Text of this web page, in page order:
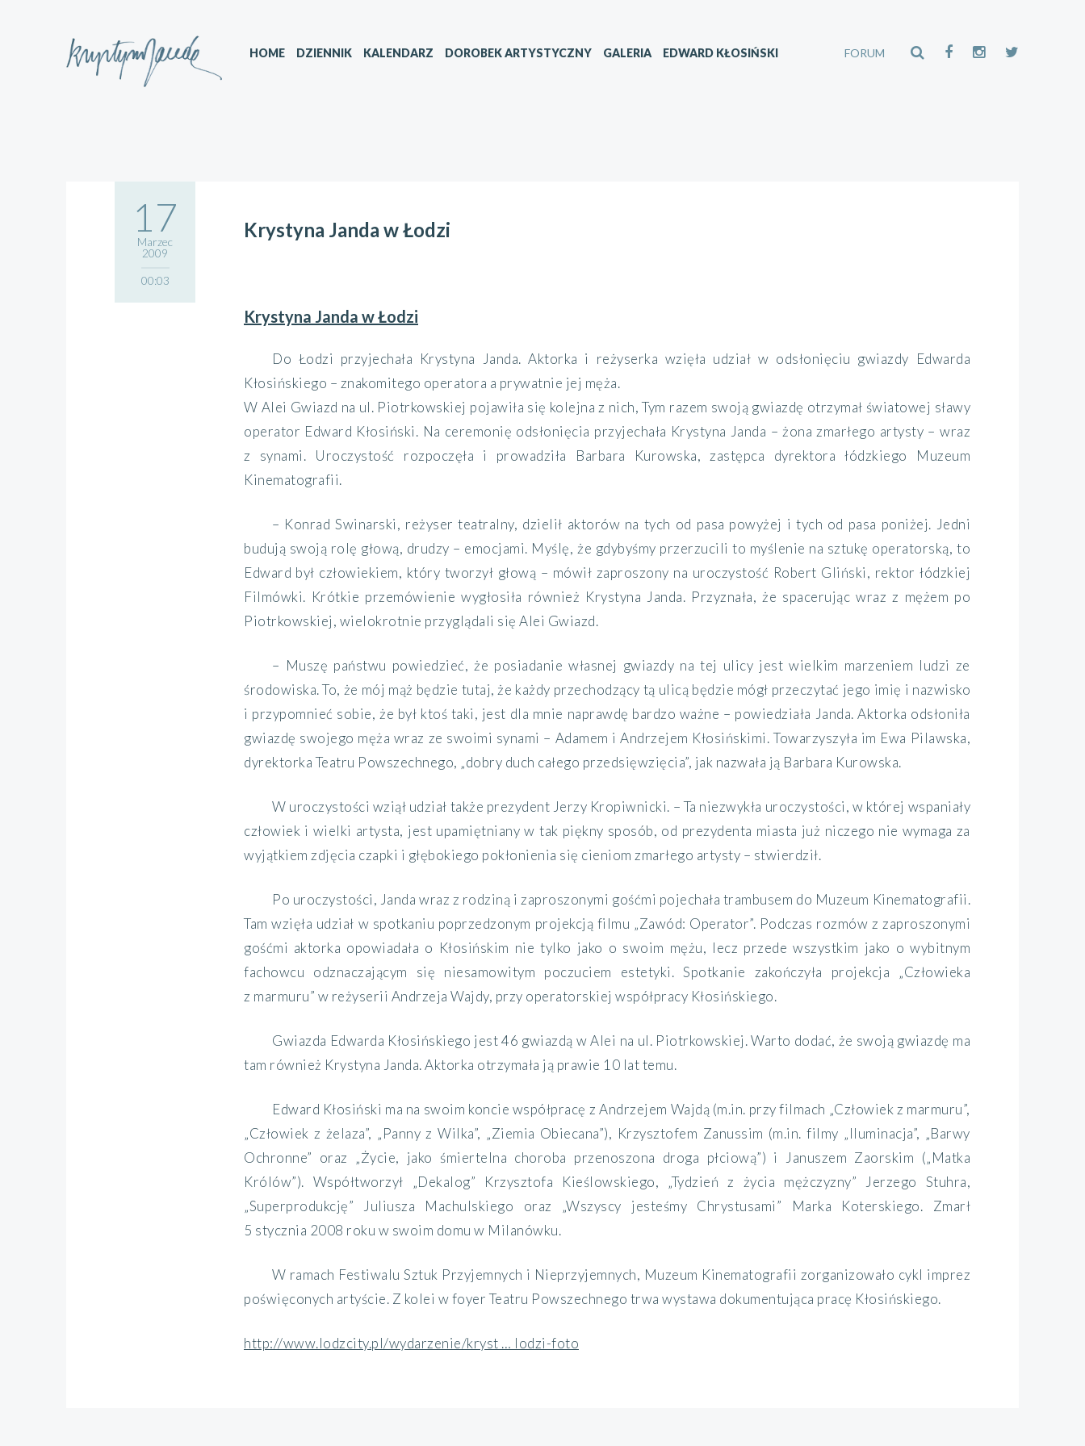
FORUM
HOME DZIENNIK KALENDARZ DOROBEK ARTYSTYCZNY GALERIA EDWARD KŁOSIŃSKI
17
Marzec
2009
00:03
Krystyna Janda w Łodzi
Krystyna Janda w Łodzi
Do Łodzi przyjechała Krystyna Janda. Aktorka i reżyserka wzięła udział w odsłonięciu gwiazdy Edwarda
Kłosińskiego – znakomitego operatora a prywatnie jej męża.
W Alei Gwiazd na ul. Piotrkowskiej pojawiła się kolejna z nich, Tym razem swoją gwiazdę otrzymał światowej sławy
operator Edward Kłosiński. Na ceremonię odsłonięcia przyjechała Krystyna Janda – żona zmarłego artysty – wraz
z synami. Uroczystość rozpoczęła i prowadziła Barbara Kurowska, zastępca dyrektora łódzkiego Muzeum
Kinematografii.
– Konrad Swinarski, reżyser teatralny, dzielił aktorów na tych od pasa powyżej i tych od pasa poniżej. Jedni
budują swoją rolę głową, drudzy – emocjami. Myślę, że gdybyśmy przerzucili to myślenie na sztukę operatorską, to
Edward był człowiekiem, który tworzył głową – mówił zaproszony na uroczystość Robert Gliński, rektor łódzkiej
Filmówki. Krótkie przemówienie wygłosiła również Krystyna Janda. Przyznała, że spacerując wraz z mężem po
Piotrkowskiej, wielokrotnie przyglądali się Alei Gwiazd.
– Muszę państwu powiedzieć, że posiadanie własnej gwiazdy na tej ulicy jest wielkim marzeniem ludzi ze
środowiska. To, że mój mąż będzie tutaj, że każdy przechodzący tą ulicą będzie mógł przeczytać jego imię i nazwisko
i przypomnieć sobie, że był ktoś taki, jest dla mnie naprawdę bardzo ważne – powiedziała Janda. Aktorka odsłoniła
gwiazdę swojego męża wraz ze swoimi synami – Adamem i Andrzejem Kłosińskimi. Towarzyszyła im Ewa Pilawska,
dyrektorka Teatru Powszechnego, „dobry duch całego przedsięwzięcia”, jak nazwała ją Barbara Kurowska.
W uroczystości wziął udział także prezydent Jerzy Kropiwnicki. – Ta niezwykła uroczystości, w której wspaniały
człowiek i wielki artysta, jest upamiętniany w tak piękny sposób, od prezydenta miasta już niczego nie wymaga za
wyjątkiem zdjęcia czapki i głębokiego pokłonienia się cieniom zmarłego artysty – stwierdził.
Po uroczystości, Janda wraz z rodziną i zaproszonymi gośćmi pojechała trambusem do Muzeum Kinematografii.
Tam wzięła udział w spotkaniu poprzedzonym projekcją filmu „Zawód: Operator”. Podczas rozmów z zaproszonymi
gośćmi aktorka opowiadała o Kłosińskim nie tylko jako o swoim mężu, lecz przede wszystkim jako o wybitnym
fachowcu odznaczającym się niesamowitym poczuciem estetyki. Spotkanie zakończyła projekcja „Człowieka
z marmuru” w reżyserii Andrzeja Wajdy, przy operatorskiej współpracy Kłosińskiego.
Gwiazda Edwarda Kłosińskiego jest 46 gwiazdą w Alei na ul. Piotrkowskiej. Warto dodać, że swoją gwiazdę ma
tam również Krystyna Janda. Aktorka otrzymała ją prawie 10 lat temu.
Edward Kłosiński ma na swoim koncie współpracę z Andrzejem Wajdą (m.in. przy filmach „Człowiek z marmuru”,
„Człowiek z żelaza”, „Panny z Wilka”, „Ziemia Obiecana”), Krzysztofem Zanussim (m.in. filmy „Iluminacja”, „Barwy
Ochronne” oraz „Życie, jako śmiertelna choroba przenoszona droga płciową”) i Januszem Zaorskim („Matka
Królów”). Współtworzył „Dekalog” Krzysztofa Kieślowskiego, „Tydzień z życia mężczyzny” Jerzego Stuhra,
„Superprodukcję” Juliusza Machulskiego oraz „Wszyscy jesteśmy Chrystusami” Marka Koterskiego. Zmarł
5 stycznia 2008 roku w swoim domu w Milanówku.
W ramach Festiwalu Sztuk Przyjemnych i Nieprzyjemnych, Muzeum Kinematografii zorganizowało cykl imprez
poświęconych artyście. Z kolei w foyer Teatru Powszechnego trwa wystawa dokumentująca pracę Kłosińskiego.
http://www.lodzcity.pl/wydarzenie/kryst … lodzi-foto